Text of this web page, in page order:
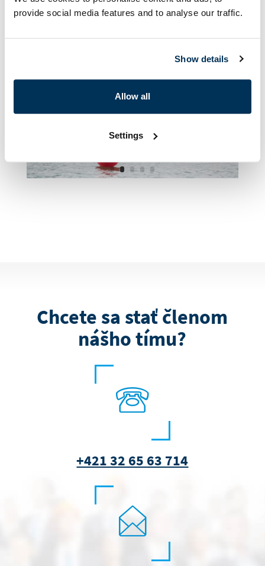
provide social media features and to analyse our traffic.
Show details
Allow all
Settings
Chcete sa stať členom
nášho tímu?
+421 32 65 63 714